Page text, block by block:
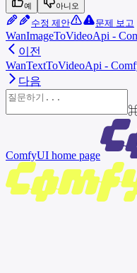
예 아니오
수정 제안 문제 보고
WanImageToVideoApi -
이전
WanTextToVideoApi -
다음
ComfyUI home page